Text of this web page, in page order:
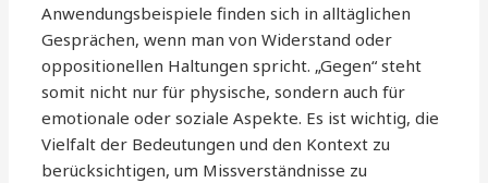
Anwendungsbeispiele finden sich in alltäglichen
Gesprächen, wenn man von Widerstand oder
oppositionellen Haltungen spricht. „Gegen“ steht
somit nicht nur für physische, sondern auch für
emotionale oder soziale Aspekte. Es ist wichtig, die
Vielfalt der Bedeutungen und den Kontext zu
berücksichtigen, um Missverständnisse zu